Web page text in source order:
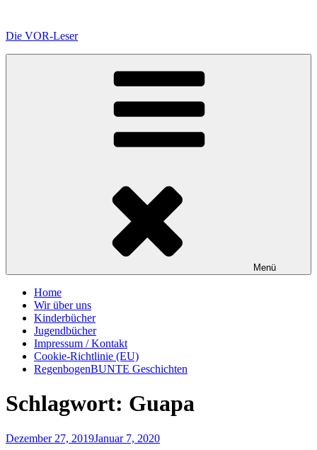
springen
Die VOR-Leser
Menü
Home
Wir über uns
Kinderbücher
Jugendbücher
Impressum / Kontakt
Cookie-Richtlinie (EU)
RegenbogenBUNTE Geschichten
Schlagwort: Guapa
Veröffentlicht
Dezember 27, 2019Januar 7, 2020